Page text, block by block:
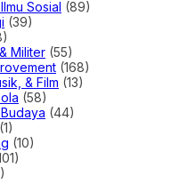
Sosial (89)
(39)
Militer (55)
(168)
& Film (13)
(58)
(44)
(1)
(10)